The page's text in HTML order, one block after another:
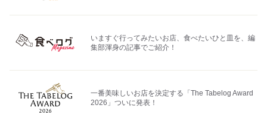
いますぐ行ってみたいお店、食べたいひと皿を、編
集部渾身の記事でご紹介！
一番美味しいお店を決定する「The Tabelog Award
2026」ついに発表！